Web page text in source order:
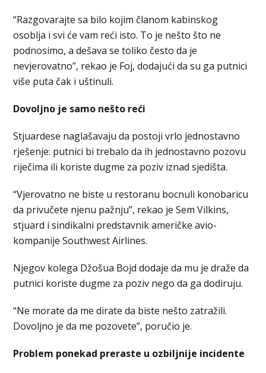
“Razgovarajte sa bilo kojim članom kabinskog
osoblja i svi će vam reći isto. To je nešto što ne
podnosimo, a dešava se toliko često da je
nevjerovatno”, rekao je Foj, dodajući da su ga putnici
više puta čak i uštinuli.
Dovoljno je samo nešto reći
Stjuardese naglašavaju da postoji vrlo jednostavno
rješenje: putnici bi trebalo da ih jednostavno pozovu
riječima ili koriste dugme za poziv iznad sjedišta.
“Vjerovatno ne biste u restoranu bocnuli konobaricu
da privučete njenu pažnju”, rekao je Sem Vilkins,
stjuard i sindikalni predstavnik američke avio-
kompanije Southwest Airlines.
Njegov kolega Džošua Bojd dodaje da mu je draže da
putnici koriste dugme za poziv nego da ga dodiruju.
“Ne morate da me dirate da biste nešto zatražili.
Dovoljno je da me pozovete”, poručio je.
Problem ponekad preraste u ozbiljnije incidente